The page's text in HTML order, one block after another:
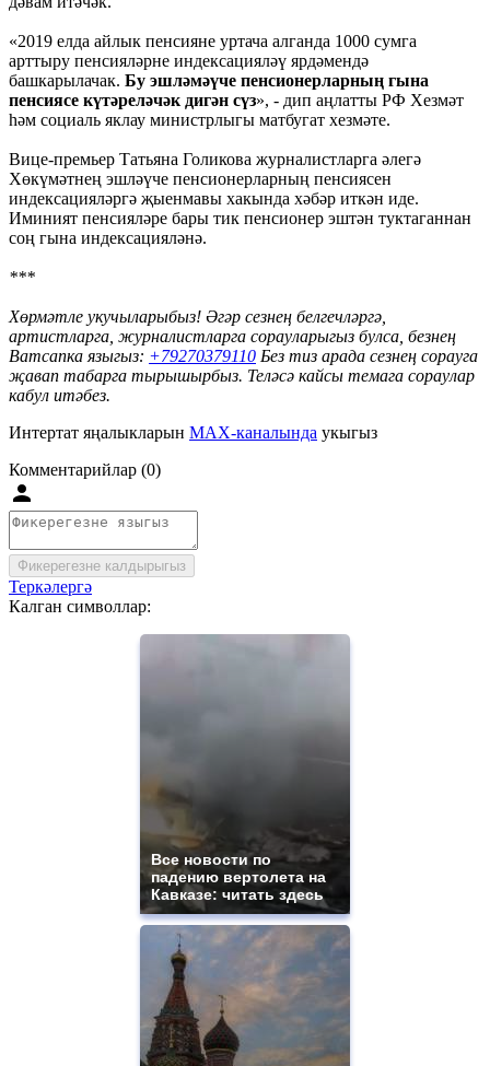
«2019 елда айлык пенсияне уртача алганда 1000 сумга
арттыру пенсияләрне индексацияләү ярдәмендә
башкарылачак. Бу эшләмәүче пенсионерларның гына
пенсиясе күтәреләчәк дигән сүз», - дип аңлатты РФ Хезмәт
һәм социаль яклау министрлыгы матбугат хезмәте.
Вице-премьер Татьяна Голикова журналистларга әлегә
Хөкүмәтнең эшләүче пенсионерларның пенсиясен
индексацияләргә җыенмавы хакында хәбәр иткән иде.
Иминият пенсияләре бары тик пенсионер эштән туктаганнан
соң гына индексацияләнә.
***
Хөрмәтле укучыларыбыз! Әгәр сезнең белгечләргә,
артистларга, журналистларга сорауларыгыз булса, безнең
Ватсапка языгыз: +79270379110 Без тиз арада сезнең сорауга
җавап табарга тырышырбыз. Теләсә кайсы темага сораулар
кабул итәбез.
Интертат яңалыкларын MAX-каналында укыгыз
Комментарийлар (0)
Фикерегезне калдырыгыз
Теркәлергә
Калган символлар:
Все новости по
падению вертолета на
Кавказе: читать здесь